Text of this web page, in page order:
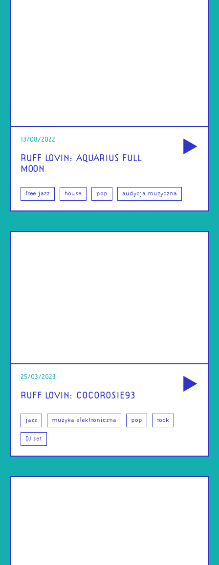
13/08/2022
RUFF LOVIN: AQUARIUS FULL
MOON
free jazz house pop audycja muzyczna
25/03/2023
RUFF LOVIN: COCOROSIE93
jazz muzyka elektroniczna pop rock
DJ set